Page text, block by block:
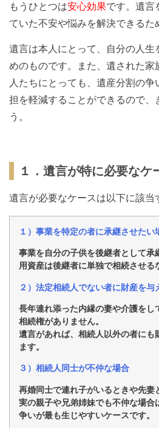
もうひとつは安心効果です。遺言
ていた不安や悩みを解決できるた
遺言は本人にとって、自分の人生
めのものです。また、遺された家
人たちにとっても、遺産分割の
担を軽減することができるので、
う。
１．遺言が特に必要なケ
遺言が必要なケースは以下に該当
１）事業を特定の者に承継させたい
事業を自分の子供を後継者として承
用資産は後継者に単独で相続させる
２）法定相続人でない者に財産を与
長年連れ添った内縁の妻や介護をし
相続権がありません。
遺言があれば、相続人以外の者にも
ます。
３）相続人同士が不仲な場合
再婚同士で連れ子がいるときや先妻
実の親子や兄弟姉妹でも不仲な場合
争いが最も生じやすいケースです。